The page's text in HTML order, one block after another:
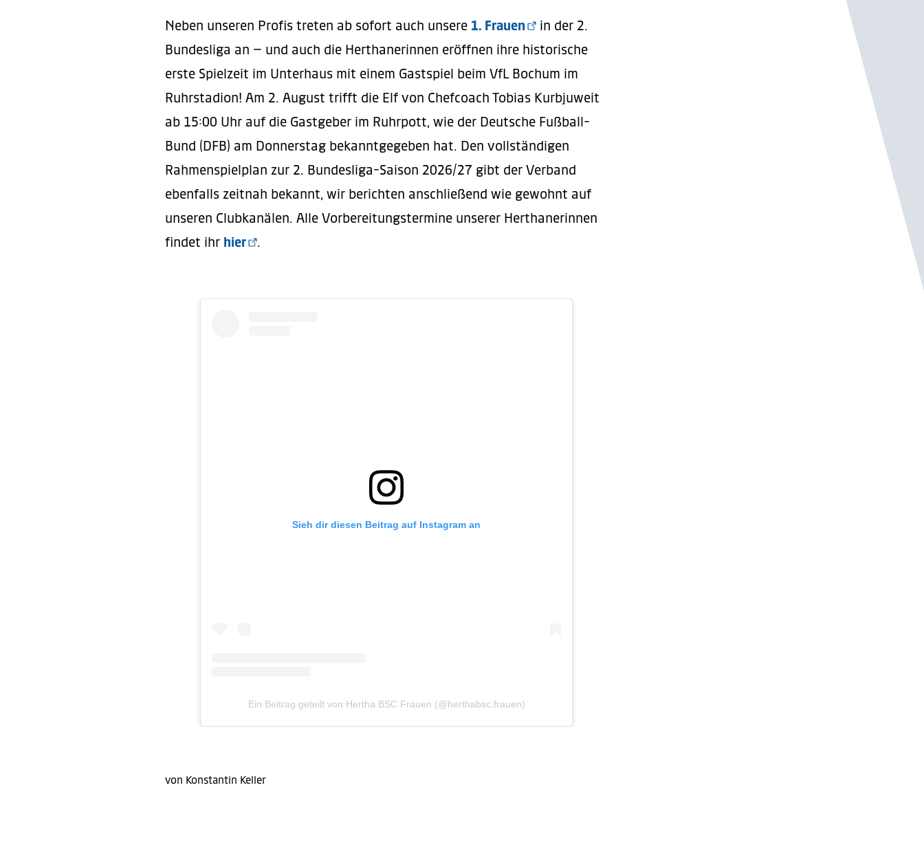
Neben unseren Profis treten ab sofort auch unsere 1. Frauen
in der 2.
Bundesliga an – und auch die Herthanerinnen eröffnen ihre historische
erste Spielzeit im Unterhaus mit einem Gastspiel beim VfL Bochum im
Ruhrstadion! Am 2. August trifft die Elf von Chefcoach Tobias Kurbjuweit
ab 15:00 Uhr auf die Gastgeber im Ruhrpott, wie der Deutsche Fußball-
Bund (DFB) am Donnerstag bekanntgegeben hat. Den vollständigen
Rahmenspielplan zur 2. Bundesliga-Saison 2026/27 gibt der Verband
ebenfalls zeitnah bekannt, wir berichten anschließend wie gewohnt auf
unseren Clubkanälen. Alle Vorbereitungstermine unserer Herthanerinnen
findet ihr hier .
Sieh dir diesen Beitrag auf Instagram an
Ein Beitrag geteilt von Hertha BSC Frauen (@herthabsc.frauen)
von Konstantin Keller